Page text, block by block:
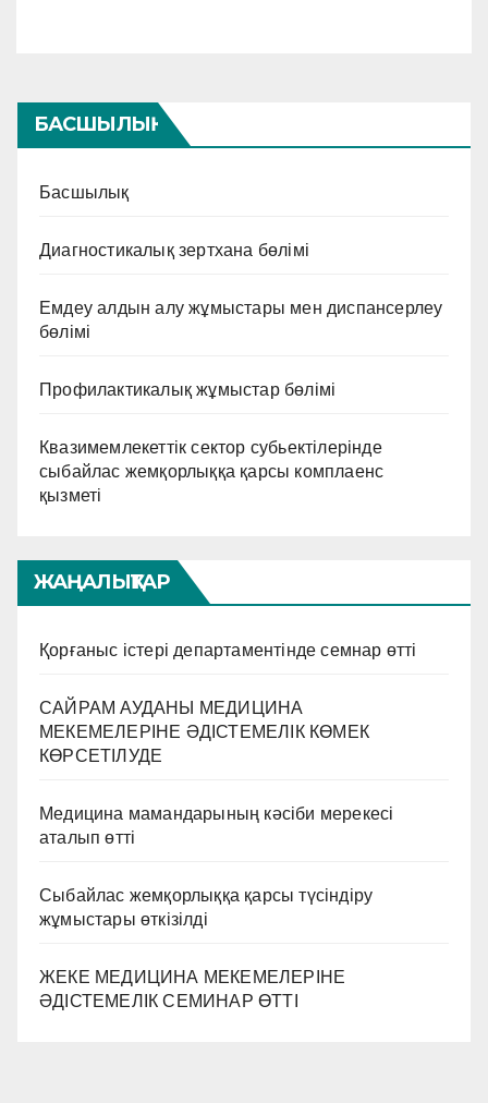
БАСШЫЛЫҚ
Басшылық
Диагностикалық зертхана бөлімі
Емдеу алдын алу жұмыстары мен диспансерлеу
бөлімі
Профилактикалық жұмыстар бөлімі
Квазимемлекеттік сектор субьектілерінде
сыбайлас жемқорлыққа қарсы комплаенс
қызметі
ЖАҢАЛЫҚТАР
Қорғаныс істері департаментінде семнар өтті
САЙРАМ АУДАНЫ МЕДИЦИНА
МЕКЕМЕЛЕРІНЕ ӘДІСТЕМЕЛІК КӨМЕК
КӨРСЕТІЛУДЕ
Медицина мамандарының кәсіби мерекесі
аталып өтті
Сыбайлас жемқорлыққа қарсы түсіндіру
жұмыстары өткізілді
ЖЕКЕ МЕДИЦИНА МЕКЕМЕЛЕРІНЕ
ӘДІСТЕМЕЛІК СЕМИНАР ӨТТІ